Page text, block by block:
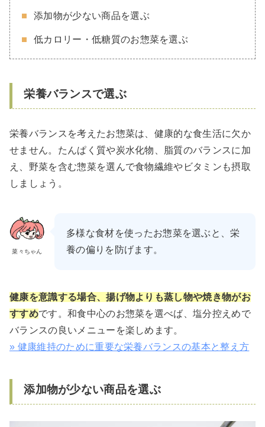
添加物が少ない商品を選ぶ
低カロリー・低糖質のお惣菜を選ぶ
栄養バランスで選ぶ
栄養バランスを考えたお惣菜は、健康的な食生活に欠か
せません。たんぱく質や炭水化物、脂質のバランスに加
え、野菜を含む惣菜を選んで食物繊維やビタミンも摂取
しましょう。
菜々ちゃん
多様な食材を使ったお惣菜を選ぶと、栄
養の偏りを防げます。
健康を意識する場合、揚げ物よりも蒸し物や焼き物がお
すすめです。和食中心のお惣菜を選べば、塩分控えめで
バランスの良いメニューを楽しめます。
» 健康維持のために重要な栄養バランスの基本と整え方
添加物が少ない商品を選ぶ